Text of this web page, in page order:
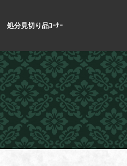
処分見切り品ｺｰﾅｰ